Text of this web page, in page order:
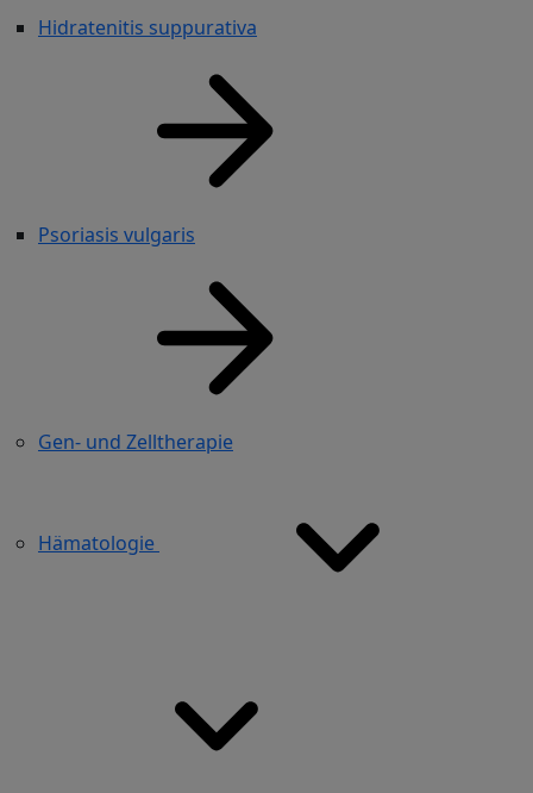
Hidratenitis suppurativa
Psoriasis vulgaris
Gen- und Zelltherapie
Hämatologie